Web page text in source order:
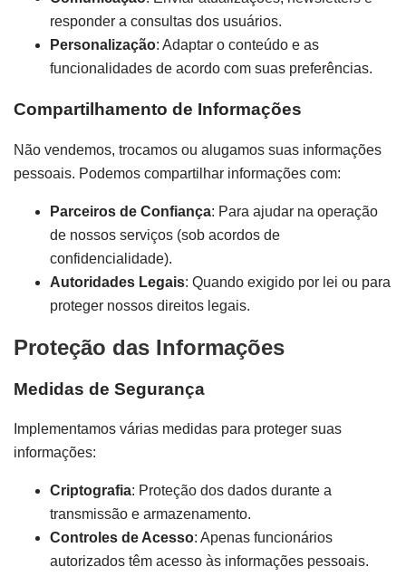
responder a consultas dos usuários.
Personalização: Adaptar o conteúdo e as
funcionalidades de acordo com suas preferências.
Compartilhamento de Informações
Não vendemos, trocamos ou alugamos suas informações
pessoais. Podemos compartilhar informações com:
Parceiros de Confiança: Para ajudar na operação
de nossos serviços (sob acordos de
confidencialidade).
Autoridades Legais: Quando exigido por lei ou para
proteger nossos direitos legais.
Proteção das Informações
Medidas de Segurança
Implementamos várias medidas para proteger suas
informações:
Criptografia: Proteção dos dados durante a
transmissão e armazenamento.
Controles de Acesso: Apenas funcionários
autorizados têm acesso às informações pessoais.